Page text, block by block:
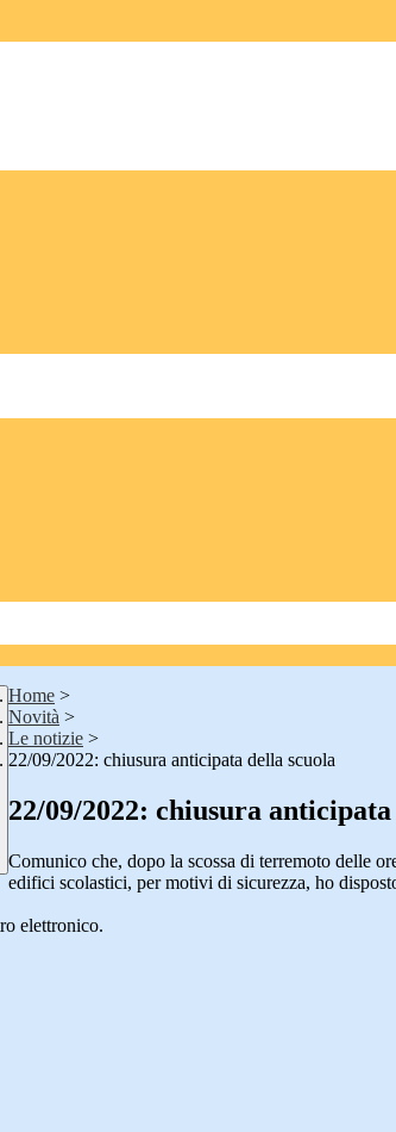
Home >
Novità >
Le notizie >
22/09/2022: chiusura anticipata della scuola
22/09/2022: chiusura
Comunico che, dopo la scossa di terremoto delle
edifici scolastici, per motivi di sicurezza, ho
elettronico.